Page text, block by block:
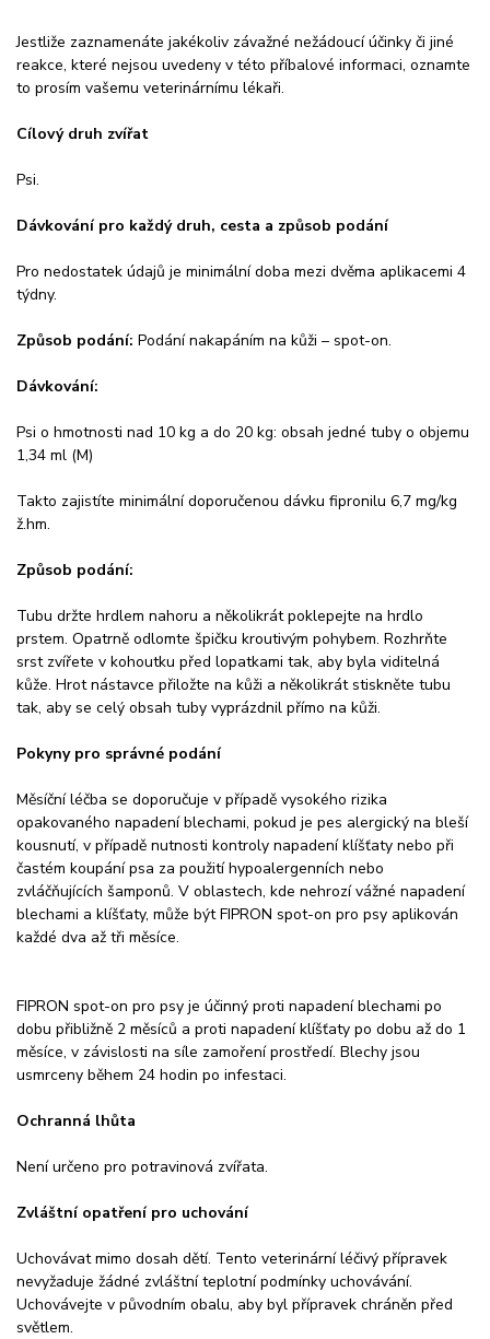
Jestliže zaznamenáte jakékoliv závažné nežádoucí účinky či jiné
reakce, které nejsou uvedeny v této příbalové informaci, oznamte
to prosím vašemu veterinárnímu lékaři.
Cílový druh zvířat
Psi.
Dávkování pro každý druh, cesta a způsob podání
Pro nedostatek údajů je minimální doba mezi dvěma aplikacemi 4
týdny.
Způsob podání: Podání nakapáním na kůži – spot-on.
Dávkování:
Psi o hmotnosti nad 10 kg a do 20 kg: obsah jedné tuby o objemu
1,34 ml (M)
Takto zajistíte minimální doporučenou dávku fipronilu 6,7 mg/kg
ž.hm.
Způsob podání:
Tubu držte hrdlem nahoru a několikrát poklepejte na hrdlo
prstem. Opatrně odlomte špičku kroutivým pohybem. Rozhrňte
srst zvířete v kohoutku před lopatkami tak, aby byla viditelná
kůže. Hrot nástavce přiložte na kůži a několikrát stiskněte tubu
tak, aby se celý obsah tuby vyprázdnil přímo na kůži.
Pokyny pro správné podání
Měsíční léčba se doporučuje v případě vysokého rizika
opakovaného napadení blechami, pokud je pes alergický na bleší
kousnutí, v případě nutnosti kontroly napadení klíšťaty nebo při
častém koupání psa za použití hypoalergenních nebo
zvláčňujících šamponů. V oblastech, kde nehrozí vážné napadení
blechami a klíšťaty, může být FIPRON spot-on pro psy aplikován
každé dva až tři měsíce.
FIPRON spot-on pro psy je účinný proti napadení blechami po
dobu přibližně 2 měsíců a proti napadení klíšťaty po dobu až do 1
měsíce, v závislosti na síle zamoření prostředí. Blechy jsou
usmrceny během 24 hodin po infestaci.
Ochranná lhůta
Není určeno pro potravinová zvířata.
Zvláštní opatření pro uchování
Uchovávat mimo dosah dětí. Tento veterinární léčivý přípravek
nevyžaduje žádné zvláštní teplotní podmínky uchovávání.
Uchovávejte v původním obalu, aby byl přípravek chráněn před
světlem.